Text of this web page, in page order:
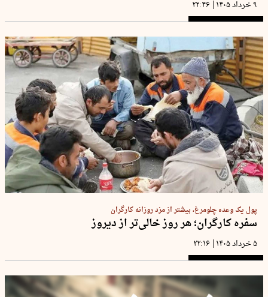
۹ خرداد ۱۴۰۵ | ۲۲:۴۶
پول یک وعده چلومرغ، بیشتر از مزد روزانه کارگران
سفره کارگران؛ هر روز خالی‌تر از دیروز
۵ خرداد ۱۴۰۵ | ۲۲:۱۶